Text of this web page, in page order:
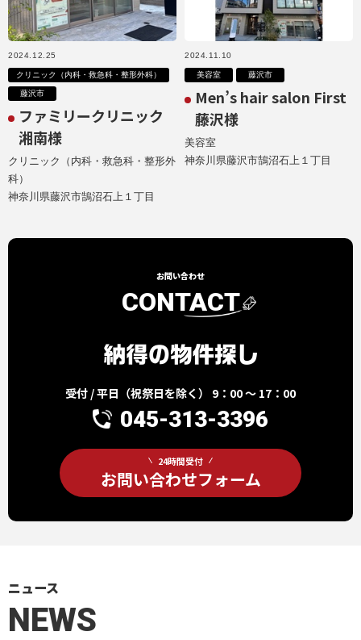
2024.12.25
クリニック（内科・救急科・整形外科）
藤沢市
ファミリークリニック
湘南様
クリニック（内科・救急科・整形外
科）
神奈川県藤沢市鵠沼石上１丁目
2024.11.10
美容室 藤沢市
Men’s hair salon First
藤沢様
美容室
神奈川県藤沢市鵠沼石上１丁目
お問い合わせ
CONTACT
受付 / 平日（祝祭日を除く） 9：00 ～ 17：00
045-313-3396
24時間受付
お問い合わせフォーム
ニュース
NEWS